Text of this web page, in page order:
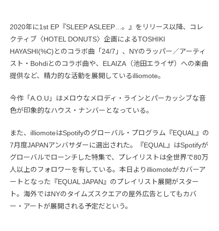
2020年に1st EP『SLEEP ASLEEP…。』をリリース以降、コレ
クティブ〈HOTEL DONUTS〉企画によるTOSHIKI
HAYASHI(%C)とのコラボ曲「24/7」、NYのラッパー／アーティ
スト・Bohdiとのコラボ曲や、ELAIZA（池田エライザ）への楽曲
提供など、精力的な活動を展開しているilliomote。
今作「A.O.U」はメロウなメロディ・ラインとパーカッシブな音
色が印象的なハウス・ナンバーとなっている。
また、illiomoteはSpotifyのグローバル・プログラム『EQUAL』の
7月度JAPANアンバサダーに選出された。『EQUAL』はSpotifyが
グローバルでローンチした特集で、プレイリストは全世界で80万
人以上のフォロワーを有している。本日よりilliomoteがカバーア
ートとなった『EQUAL JAPAN』のプレイリスト展開がスター
ト。海外ではNYのタイムズスクエアの屋外広告としてもカバ
ー・アートが展開される予定だという。